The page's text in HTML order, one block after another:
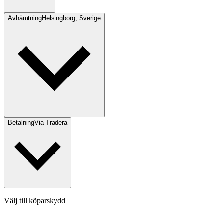
AvhämtningHelsingborg, Sverige
BetalningVia Tradera
Välj till köparskydd